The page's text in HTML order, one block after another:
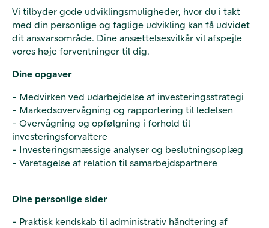
Vi tilbyder gode udviklingsmuligheder, hvor du i takt
med din personlige og faglige udvikling kan få udvidet
dit ansvarsområde. Dine ansættelsesvilkår vil afspejle
vores høje forventninger til dig.
Dine opgaver
- Medvirken ved udarbejdelse af investeringsstrategi
- Markedsovervågning og rapportering til ledelsen
- Overvågning og opfølgning i forhold til
investeringsforvaltere
- Investeringsmæssige analyser og beslutningsoplæg
- Varetagelse af relation til samarbejdspartnere
Dine personlige sider
- Praktisk kendskab til administrativ håndtering af